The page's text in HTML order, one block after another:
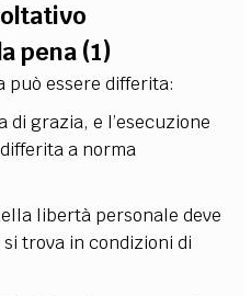
pena (1)
può essere differita:
di grazia, e l’esecuzione
a norma
libertà personale deve
trova in condizioni di